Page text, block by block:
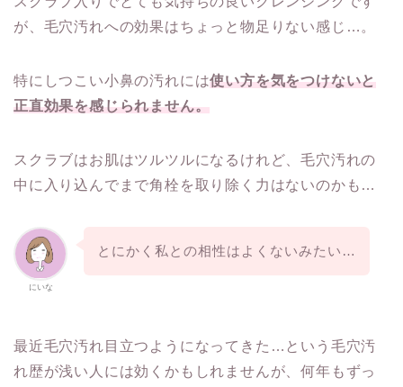
が、毛穴汚れへの効果はちょっと物足りない感じ…。
特にしつこい小鼻の汚れには使い方を気をつけないと
正直効果を感じられません。
スクラブはお肌はツルツルになるけれど、毛穴汚れの
中に入り込んでまで角栓を取り除く力はないのかも…
にいな
とにかく私との相性はよくないみたい…
最近毛穴汚れ目立つようになってきた…という毛穴汚
れ歴が浅い人には効くかもしれませんが、何年もずっ